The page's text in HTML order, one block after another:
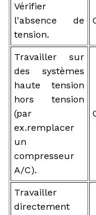
Vérifier
l'absence de
tension.
Travailler sur
des systèmes
haute tension
hors tension
(par
ex.remplacer
un
compresseur
A/C).
Travailler
directement